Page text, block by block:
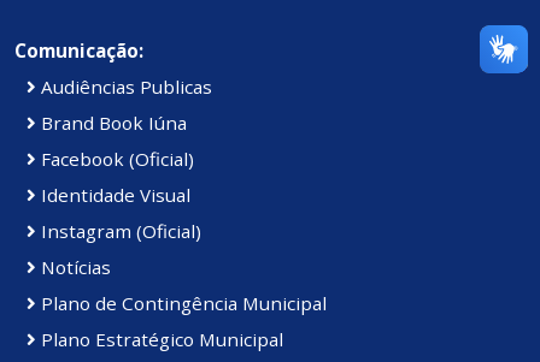
Comunicação:
Audiências Publicas
Brand Book Iúna
Facebook (Oficial)
Identidade Visual
Instagram (Oficial)
Notícias
Plano de Contingência Municipal
Plano Estratégico Municipal